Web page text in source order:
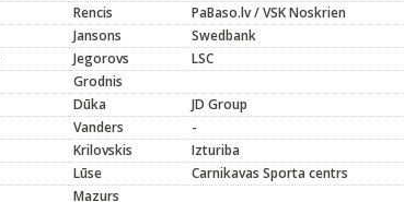
Rencis PaBaso.lv / VSK Noskrien
Jansons Swedbank
Jegorovs LSC
Grodnis
Dūka JD Group
Vanders -
Krilovskis Izturiba
Lūse Carnikavas Sporta centrs
Mazurs